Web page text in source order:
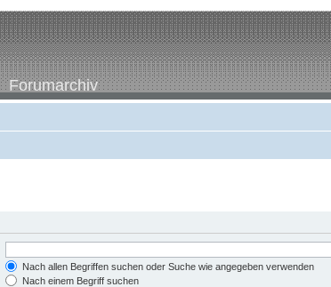
Forumarchiv
Nach allen Begriffen suchen oder Suche wie angegeben verwenden
Nach einem Begriff suchen